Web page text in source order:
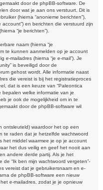
door de phpBB-software. De
door wat je aan ons verstuurt. Dit is
(hierna “anonieme berichten”),
account”) en berichten die verstuurd zijn
“je berichten”).
naam (hierna “je
te kunnen aanmelden op je account
e-mailadres (hierna “je e-mail”). Je
is beveiligd door de
gehost wordt. Alle informatie naast
die vereist is bij het registratieproces
dat is een keuze van “Paleontica
bepalen welke informatie van je
je ook de mogelijkheid om in te
door de phpBB-software wil
ontsleuteld) waardoor het op een
te raden dat je hetzelfde wachtwoord
het middel waarmee je op je account
het dus veilig en geef het nooit aan
andere derde partij. Als je het
“Ik ben mijn wachtwoord vergeten”-
vereist dat je gebruikersnaam en e-
de phpBB-software een nieuw
e-mailadres, zodat je je opnieuw